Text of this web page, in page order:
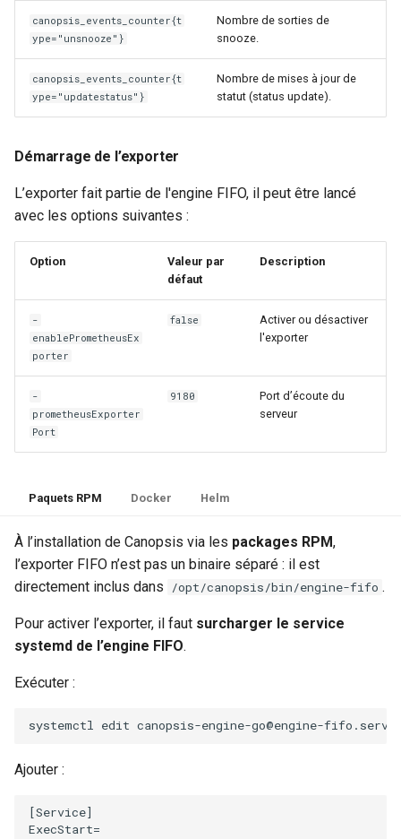
canopsis_events_counter{t
ype="unsnooze"}
Nombre de sorties de
snooze.
canopsis_events_counter{t
ype="updatestatus"}
Nombre de mises à jour de
statut (status update).
Démarrage de l’exporter
L’exporter fait partie de l'engine FIFO, il peut être lancé
avec les options suivantes :
Option
Valeur par
défaut
Description
-
enablePrometheusEx
porter
false
Activer ou désactiver
l'exporter
-
prometheusExporter
Port
9180
Port d’écoute du
serveur
Paquets RPM Docker Helm
À l’installation de Canopsis via les packages RPM,
l’exporter FIFO n’est pas un binaire séparé : il est
directement inclus dans
/opt/canopsis/bin/engine-fifo .
Pour activer l’exporter, il faut surcharger le service
systemd de l’engine FIFO.
Exécuter :
systemctl edit
Ajouter :
[Service]
ExecStart=